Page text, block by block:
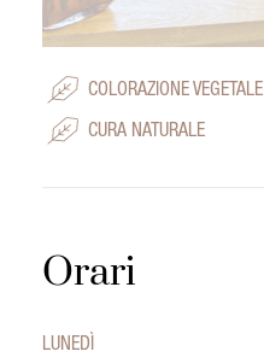
COLORAZIONE VEGETALE
CURA NATURALE
Orari
LUNEDÌ